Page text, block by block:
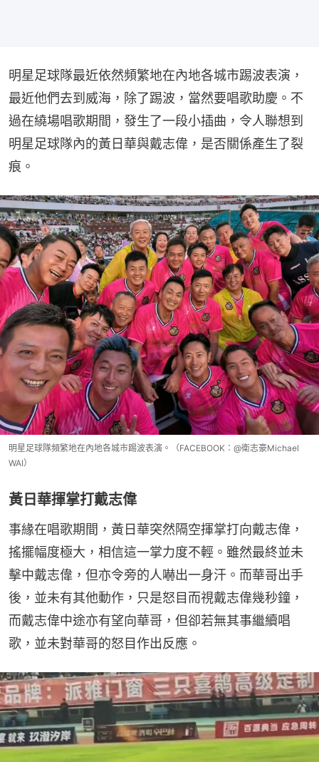
明星足球隊最近依然頻繁地在內地各城市踢波表演，
最近他們去到威海，除了踢波，當然要唱歌助慶。不
過在繞場唱歌期間，發生了一段小插曲，令人聯想到
明星足球隊內的黃日華與戴志偉，是否關係產生了裂
痕。
明星足球隊頻繁地在內地各城市踢波表演。（FACEBOOK：@衛志豪Michael
WAI）
黃日華揮掌打戴志偉
事緣在唱歌期間，黃日華突然隔空揮掌打向戴志偉，
搖擺幅度極大，相信這一掌力度不輕。雖然最終並未
擊中戴志偉，但亦令旁的人嚇出一身汗。而華哥出手
後，並未有其他動作，只是怒目而視戴志偉幾秒鐘，
而戴志偉中途亦有望向華哥，但卻若無其事繼續唱
歌，並未對華哥的怒目作出反應。